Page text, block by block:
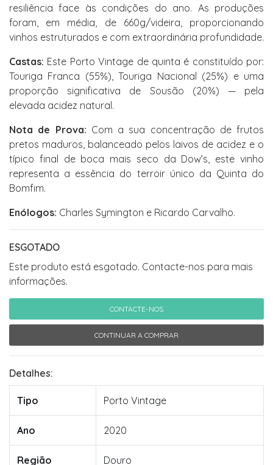
resiliência face às condições do ano. As produções
foram, em média, de 660g/videira, proporcionando
vinhos estruturados e com extraordinária profundidade.
Castas: Este Porto Vintage de quinta é constituído por:
Touriga Franca (55%), Touriga Nacional (25%) e uma
proporção significativa de Sousão (20%) — pela
elevada acidez natural.
Nota de Prova: Com a sua concentração de frutos
pretos maduros, balanceado pelos laivos de acidez e o
típico final de boca mais seco da Dow’s, este vinho
representa a essência do terroir único da Quinta do
Bomfim.
Enólogos: Charles Symington e Ricardo Carvalho.
ESGOTADO
Este produto está esgotado. Contacte-nos para mais
informações.
CONTACTE-NOS
CONTINUAR A COMPRAR
Detalhes:
Tipo Porto Vintage
Ano 2020
Região Douro